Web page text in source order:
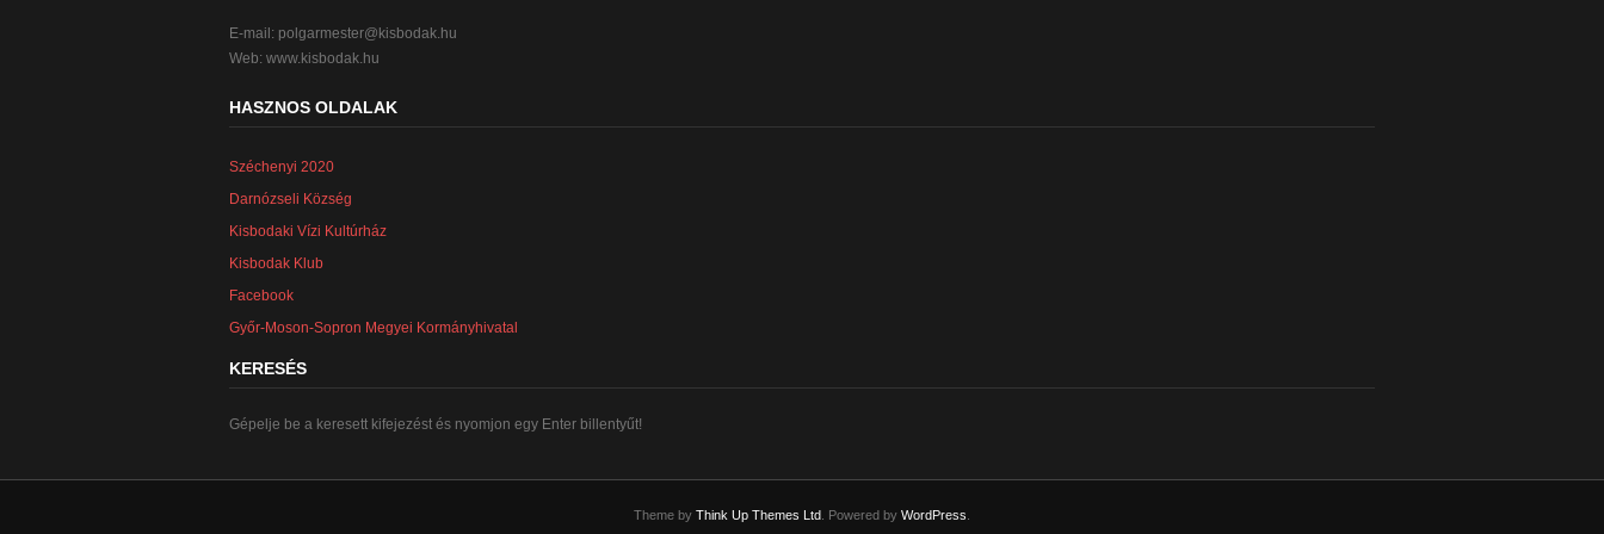
E-mail: polgarmester@kisbodak.hu
Web: www.kisbodak.hu
HASZNOS OLDALAK
Széchenyi 2020
Darnózseli Község
Kisbodaki Vízi Kultúrház
Kisbodak Klub
Facebook
Győr-Moson-Sopron Megyei Kormányhivatal
KERESÉS
Gépelje be a keresett kifejezést és nyomjon egy Enter billentyűt!
Theme by Think Up Themes Ltd . Powered by WordPress